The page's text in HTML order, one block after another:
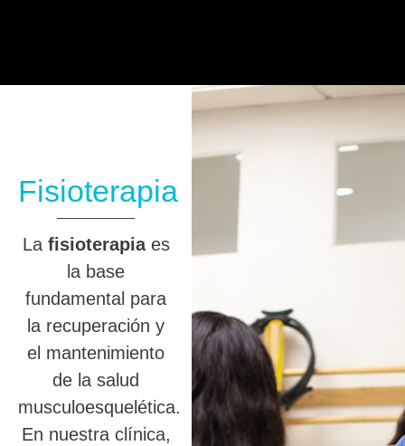
Fisioterapia
La fisioterapiaes
la base
fundamental para
la recuperación y
el mantenimiento
de la salud
musculoesquelética.
En nuestra clínica,